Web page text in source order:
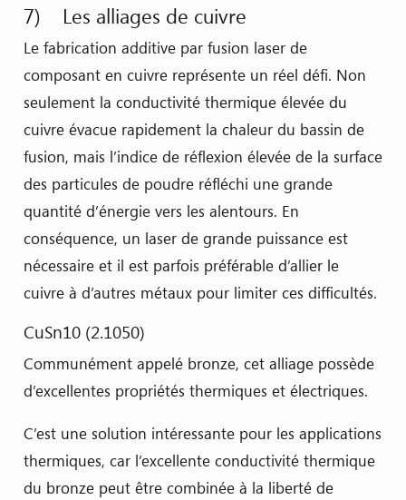
7) Les alliages de cuivre
Le fabrication additive par fusion laser de
composant en cuivre représente un réel défi. Non
seulement la conductivité thermique élevée du
cuivre évacue rapidement la chaleur du bassin de
fusion, mais l’indice de réflexion élevée de la surface
des particules de poudre réfléchi une grande
quantité d’énergie vers les alentours. En
conséquence, un laser de grande puissance est
nécessaire et il est parfois préférable d’allier le
cuivre à d’autres métaux pour limiter ces difficultés.
CuSn10 (2.1050)
Communément appelé bronze, cet alliage possède
d’excellentes propriétés thermiques et électriques.
C’est une solution intéressante pour les applications
thermiques, car l’excellente conductivité thermique
du bronze peut être combinée à la liberté de